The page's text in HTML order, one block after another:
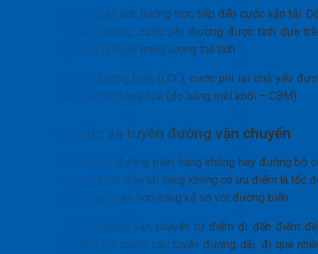
Đây là yếu tố cơ bản ảnh hưởng trực tiếp đến cước vận tải.
với vận tải hàng không, cước phí thường được tính dựa
trọng lượng thực tế hoặc trọng lượng thể tích
Đối với hàng lẻ đường biển (LCL), cước phí lại chủ yếu
tính dựa trên thể tích hàng hóa (đo bằng mét khối – CBM).
Phương thức và tuyến đường vận chuyển
Chi phí giữa vận tải đường biển, hàng không hay đường bộ
sự chênh lệch rất lớn. Vận tải hàng không có ưu điểm là tốc
nhanh nhưng chi phí cao hơn đáng kể so với đường biển.
Ngoài ra, tuyến đường vận chuyển từ điểm đi đến điểm
cũng quyết định giá cước; các tuyến đường dài, đi qua